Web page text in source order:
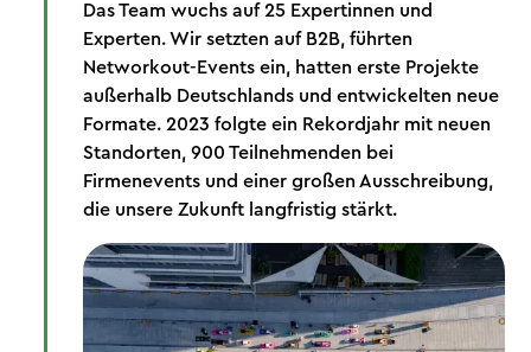
Das Team wuchs auf 25 Expertinnen und
Experten. Wir setzten auf B2B, führten
Networkout-Events ein, hatten erste Projekte
außerhalb Deutschlands und entwickelten neue
Formate. 2023 folgte ein Rekordjahr mit neuen
Standorten, 900 Teilnehmenden bei
Firmenevents und einer großen Ausschreibung,
die unsere Zukunft langfristig stärkt.